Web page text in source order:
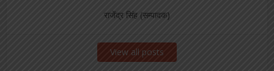
राजेंद्र सिंह (सम्पादक)
View all posts